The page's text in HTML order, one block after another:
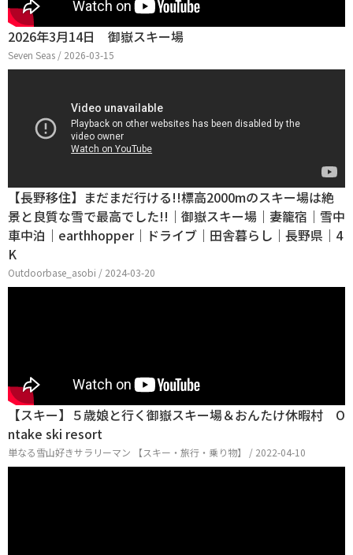
2026年3月14日 御嶽スキー場
Seven Seas / 2026-03-15
【長野移住】まだまだ行ける!!標高2000mのスキー場は絶
景と良質な雪で最高でした!!｜御嶽スキー場｜妻籠宿｜雪中
車中泊｜earthhopper｜ドライブ｜田舎暮らし｜長野県｜4
K
Outdoorbase_asobi / 2024-03-20
【スキー】５歳娘と行く御嶽スキー場＆おんたけ休暇村 O
ntake ski resort
単なる雪山好きサラリーマン 【スキー・旅行・乗り物】 / 2022-04-10